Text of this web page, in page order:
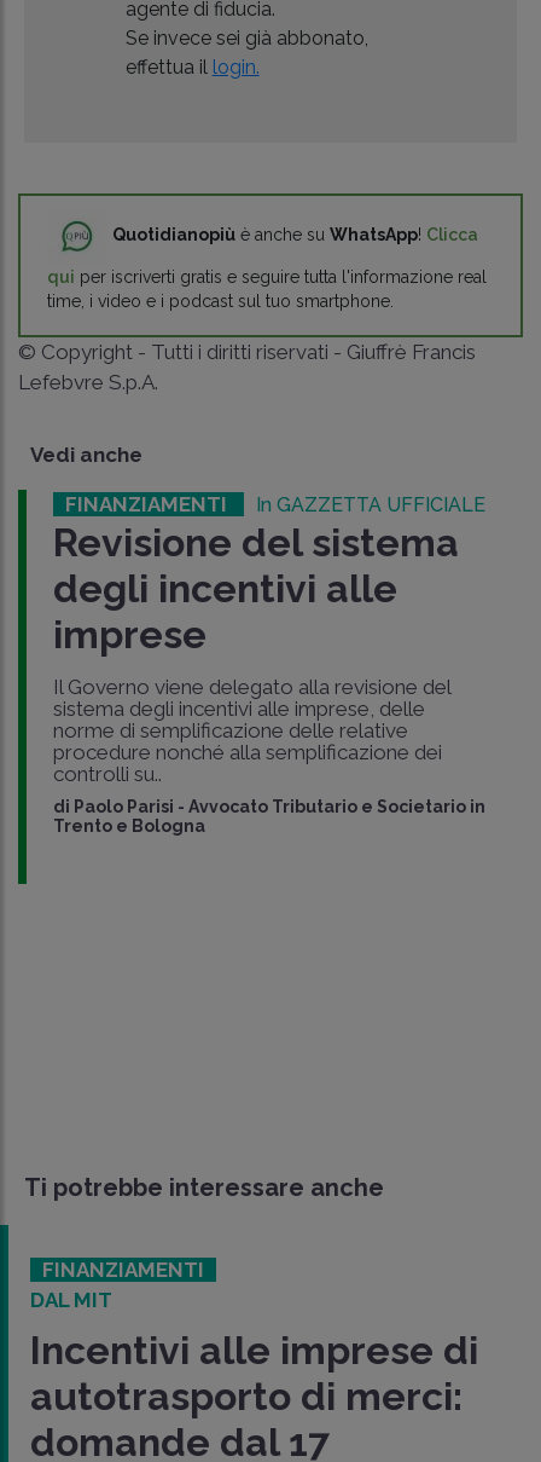
agente di fiducia.
Se invece sei già abbonato,
effettua il login.
Quotidianopiù è anche su WhatsApp! Clicca
qui per iscriverti gratis e seguire tutta l'informazione real
time, i video e i podcast sul tuo smartphone.
© Copyright - Tutti i diritti riservati - Giuffrè Francis
Lefebvre S.p.A.
Vedi anche
FINANZIAMENTI In GAZZETTA UFFICIALE
Revisione del sistema
degli incentivi alle
imprese
Il Governo viene delegato alla revisione del
sistema degli incentivi alle imprese, delle
norme di semplificazione delle relative
procedure nonché alla semplificazione dei
controlli su..
di Paolo Parisi - Avvocato Tributario e Societario in
Trento e Bologna
Ti potrebbe interessare anche
FINANZIAMENTI
DAL MIT
Incentivi alle imprese di
autotrasporto di merci:
domande dal 17